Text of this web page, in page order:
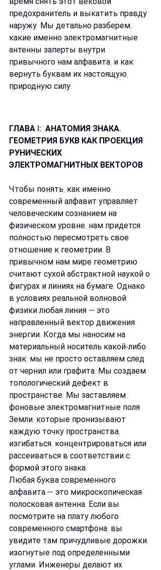
предохранитель и выкатить правду
наружу. Мы детально разберем,
какие именно электромагнитные
антенны заперты внутри
привычного нам алфавита, и как
вернуть буквам их настоящую,
природную силу.
ГЛАВА I: АНАТОМИЯ ЗНАКА.
ГЕОМЕТРИЯ БУКВ КАК ПРОЕКЦИЯ
РУНИЧЕСКИХ
ЭЛЕКТРОМАГНИТНЫХ ВЕКТОРОВ
Чтобы понять, как именно
современный алфавит управляет
человеческим сознанием на
физическом уровне, нам придется
полностью пересмотреть свое
отношение к геометрии. В
привычном нам мире геометрию
считают сухой абстрактной наукой о
фигурах и линиях на бумаге. Однако
в условиях реальной волновой
физики любая линия — это
направленный вектор движения
энергии. Когда мы наносим на
материальный носитель какой-либо
знак, мы не просто оставляем след
от чернил или графита. Мы создаем
топологический дефект в
пространстве. Мы заставляем
фоновые электромагнитные поля
Земли, которые пронизывают
каждую точку пространства,
изгибаться, концентрироваться или
рассеиваться в соответствии с
формой этого знака.
Любая буква современного
алфавита — это микроскопическая
полосковая антенна. Если вы
посмотрите на плату любого
современного смартфона, вы
увидите там причудливые дорожки,
изогнутые под определенными
углами. Инженеры делают их